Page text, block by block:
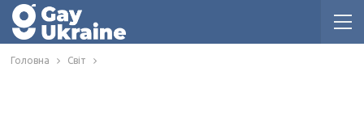
Головна Світ